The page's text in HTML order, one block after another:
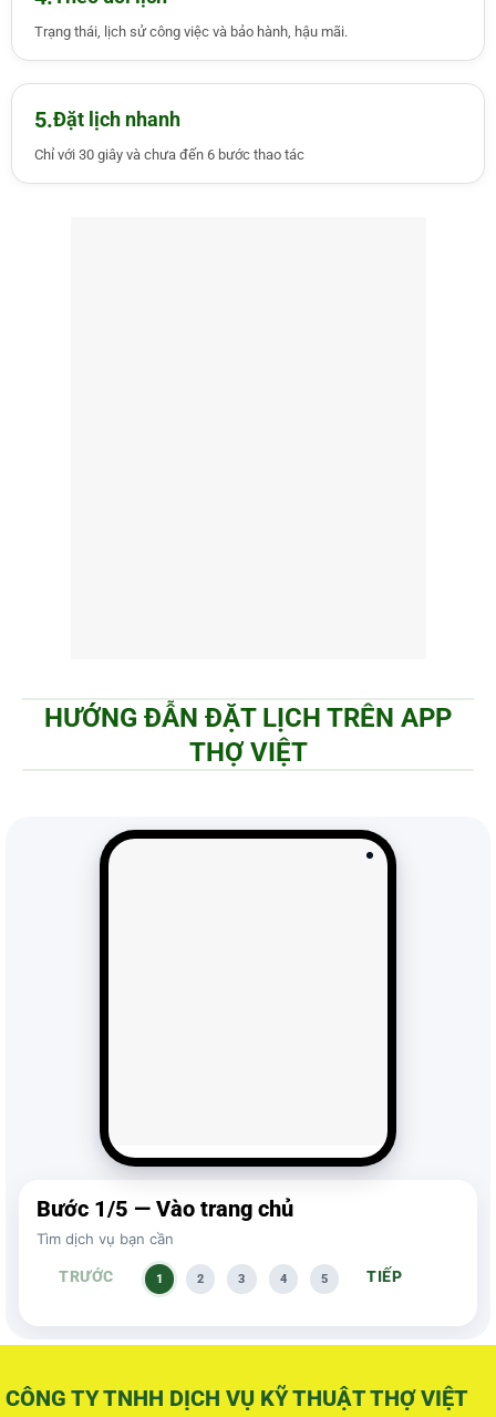
Trạng thái, lịch sử công việc và bảo hành, hậu mãi.
5.Đặt lịch nhanh
Chỉ với 30 giây và chưa đến 6 bước thao tác
HƯỚNG ĐẪN ĐẶT LỊCH TRÊN APP
THỢ VIỆT
Bước 1/5 — Vào trang chủ
Tìm dịch vụ bạn cần
TRƯỚC 1 2 3 4 5 TIẾP
CÔNG TY TNHH DỊCH VỤ KỸ THUẬT THỢ VIỆT